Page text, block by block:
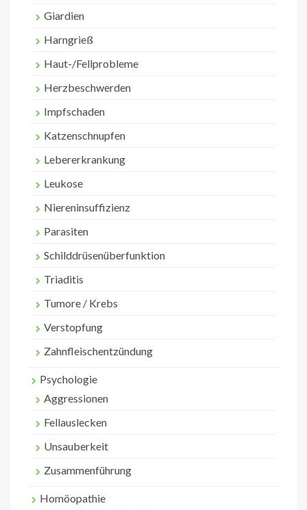
Giardien
Harngrieß
Haut-/Fellprobleme
Herzbeschwerden
Impfschaden
Katzenschnupfen
Lebererkrankung
Leukose
Niereninsuffizienz
Parasiten
Schilddrüsenüberfunktion
Triaditis
Tumore / Krebs
Verstopfung
Zahnfleischentzündung
Psychologie
Aggressionen
Fellauslecken
Unsauberkeit
Zusammenführung
Homöopathie